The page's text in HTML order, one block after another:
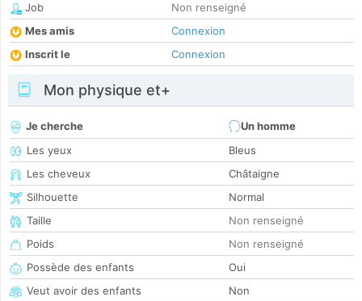
Job
Non renseigné
Mes amis
Connexion
Inscrit le
Connexion
Mon physique et+
Je cherche
Un homme
Les yeux
Bleus
Les cheveux
Châtaigne
Silhouette
Normal
Taille
Non renseigné
Poids
Non renseigné
Possède des enfants
Oui
Veut avoir des enfants
Non